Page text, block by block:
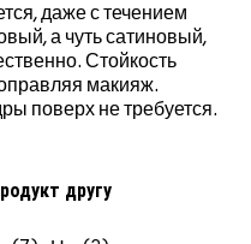
даже с течением
а чуть сатиновый,
Стойкость
макияж.
поверх не требуется.
другу